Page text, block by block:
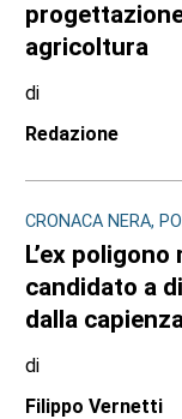
agricoltura
di
Redazione
CRONACA NERA,
L’ex
candidato a
dalla
di
Filippo Vernetti